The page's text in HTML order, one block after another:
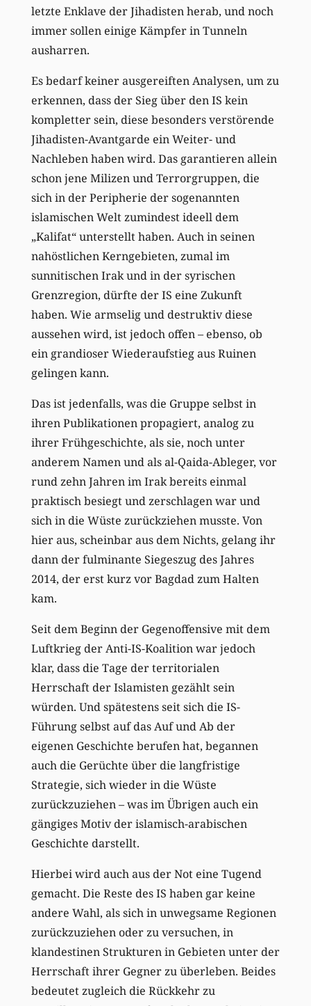
letzte Enklave der Jihadisten herab, und noch
immer sollen einige Kämpfer in Tunneln
ausharren.
Es bedarf keiner ausgereiften Analysen, um zu
erkennen, dass der Sieg über den IS kein
kompletter sein, diese besonders verstörende
Jihadisten-Avantgarde ein Weiter- und
Nachleben haben wird. Das garantieren allein
schon jene Milizen und Terrorgruppen, die
sich in der Peripherie der sogenannten
islamischen Welt zumindest ideell dem
„Kalifat“ unterstellt haben. Auch in seinen
nahöstlichen Kerngebieten, zumal im
sunnitischen Irak und in der syrischen
Grenzregion, dürfte der IS eine Zukunft
haben. Wie armselig und destruktiv diese
aussehen wird, ist jedoch offen – ebenso, ob
ein grandioser Wiederaufstieg aus Ruinen
gelingen kann.
Das ist jedenfalls, was die Gruppe selbst in
ihren Publikationen propagiert, analog zu
ihrer Frühgeschichte, als sie, noch unter
anderem Namen und als al-Qaida-Ableger, vor
rund zehn Jahren im Irak bereits einmal
praktisch besiegt und zerschlagen war und
sich in die Wüste zurückziehen musste. Von
hier aus, scheinbar aus dem Nichts, gelang ihr
dann der fulminante Siegeszug des Jahres
2014, der erst kurz vor Bagdad zum Halten
kam.
Seit dem Beginn der Gegenoffensive mit dem
Luftkrieg der Anti-IS-Koalition war jedoch
klar, dass die Tage der territorialen
Herrschaft der Islamisten gezählt sein
würden. Und spätestens seit sich die IS-
Führung selbst auf das Auf und Ab der
eigenen Geschichte berufen hat, begannen
auch die Gerüchte über die langfristige
Strategie, sich wieder in die Wüste
zurückzuziehen – was im Übrigen auch ein
gängiges Motiv der islamisch-arabischen
Geschichte darstellt.
Hierbei wird auch aus der Not eine Tugend
gemacht. Die Reste des IS haben gar keine
andere Wahl, als sich in unwegsame Regionen
zurückzuziehen oder zu versuchen, in
klandestinen Strukturen in Gebieten unter der
Herrschaft ihrer Gegner zu überleben. Beides
bedeutet zugleich die Rückkehr zu